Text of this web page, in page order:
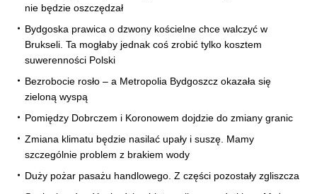
nie będzie oszczędzał
Bydgoska prawica o dzwony kościelne chce walczyć w
Brukseli. Ta mogłaby jednak coś zrobić tylko kosztem
suwerenności Polski
Bezrobocie rosło – a Metropolia Bydgoszcz okazała się
zieloną wyspą
Pomiędzy Dobrczem i Koronowem dojdzie do zmiany granic
Zmiana klimatu będzie nasilać upały i suszę. Mamy
szczególnie problem z brakiem wody
Duży pożar pasażu handlowego. Z części pozostały zgliszcza